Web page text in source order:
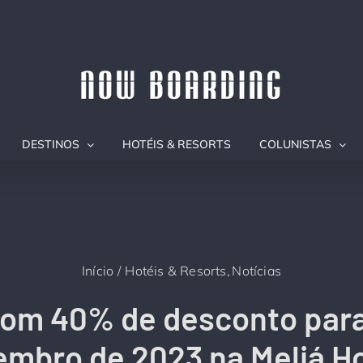
DESTINOS HOTÉIS & RESORTS COLUNISTAS
Início Hotéis & Resorts Notícias
40% de desconto